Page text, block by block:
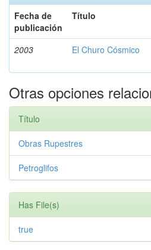
Fecha de
publicación
Título
2003 El Churo Cósmico
Otras opciones
Título
Obras Rupestres
Petroglifos
Has File(s)
true